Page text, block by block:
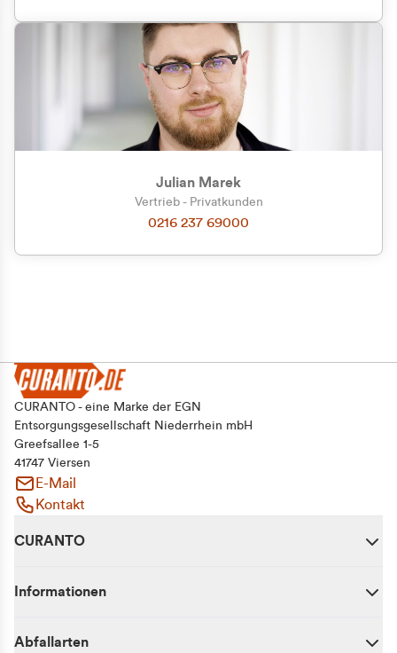
gehören Sie?
Privatkunde (inkl. MwSt.)
Geschäftskunde (exkl. MwSt.)
Julian Marek
Vertrieb - Privatkunden
0216 237 69000
CURANTO - eine Marke der EGN
Entsorgungsgesellschaft Niederrhein mbH
Greefsallee 1-5
41747 Viersen
E-Mail
Kontakt
CURANTO
Informationen
Abfallarten